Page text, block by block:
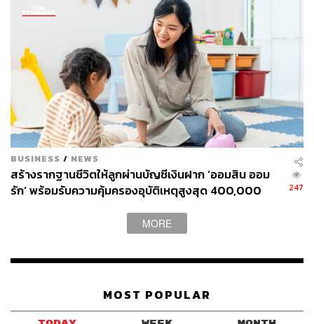
BUSINESS / NEWS
สร้างรากฐานชีวิตให้ลูกผ่านบัญชีเงินฝาก ‘ออมสิน ออม
รัก’ พร้อมรับความคุ้มครองอุบัติเหตุสูงสุด 400,000
247
MORE
MOST POPULAR